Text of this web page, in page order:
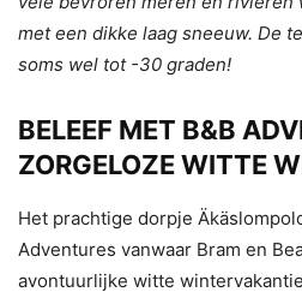
met een dikke laag sneeuw. De
soms wel tot -30 graden!
BELEEF MET B&B
ZORGELOZE WITTE
Het prachtige dorpje
Adventures vanwaar Bram en
avontuurlijke witte